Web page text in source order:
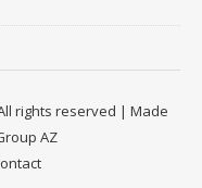
rights reserved | Made
AZ